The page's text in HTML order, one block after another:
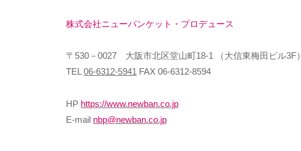
株式会社ニューバンケット・プロデュース
〒530－0027 大阪市北区堂山町18-1 （大信東梅田ビル3F）
TEL06-6312-5941 FAX 06-6312-8594
HP https://www.newban.co.jp
E-mail nbp@newban.co.jp